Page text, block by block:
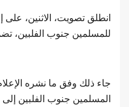
انطلق تصويت، الاثنين،
للمسلمين جنوب الفلبين،
جاء ذلك وفق ما نشره
المسلمين جنوب الفلبين إلى